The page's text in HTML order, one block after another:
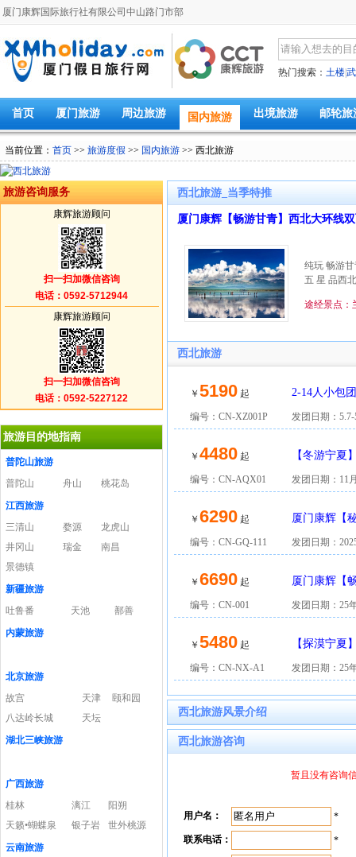
厦门康辉国际旅行社有限公司中山路门市部
热门搜索： 土楼
首页 厦门旅游 周边旅游 国内旅游 出境旅游 邮轮旅
当前位置： 首页 >> 旅游度假 >> 国内旅游 >> 西北旅游
旅游咨询服务
康辉旅游顾问
扫一扫加微信咨询
电话：0592-5712944
康辉旅游顾问
扫一扫加微信咨询
电话：0592-5227122
旅游目的地指南
普陀山旅游
普陀山
舟山
桃花岛
江西旅游
三清山
婺源
龙虎山
井冈山
瑞金
南昌
景德镇
新疆旅游
吐鲁番
天池
鄯善
内蒙旅游
北京旅游
故宫
天津
颐和园
八达岭长城
天坛
湖北三峡旅游
广西旅游
桂林
漓江
阳朔
天籁•蝴蝶泉
银子岩
世外桃源
云南旅游
西北旅游_当季特推
厦门康辉【畅游甘青】西北大环线
纯玩 畅游
五 星 品西
途经景点：
西北旅游
￥ 5190 起 2-14人小包
编号：CN-XZ001P 发团日期：5.7-
￥ 4480 起 【冬游宁夏
编号：CN-AQX01 发团日期：11
￥ 6290 起 厦门康辉【
编号：CN-GQ-111 发团日期：
￥ 6690 起 厦门康辉【
编号：CN-001 发团日期：25
￥ 5480 起 【探漠宁夏
编号：CN-NX-A1 发团日期：25
西北旅游风景介绍
西北旅游咨询
暂且没有咨询
用户名： *
联系电话： *